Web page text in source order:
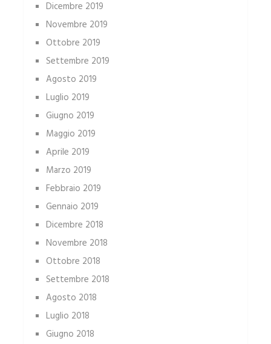
Dicembre 2019
Novembre 2019
Ottobre 2019
Settembre 2019
Agosto 2019
Luglio 2019
Giugno 2019
Maggio 2019
Aprile 2019
Marzo 2019
Febbraio 2019
Gennaio 2019
Dicembre 2018
Novembre 2018
Ottobre 2018
Settembre 2018
Agosto 2018
Luglio 2018
Giugno 2018